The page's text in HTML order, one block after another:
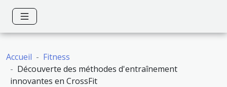
Accueil
Fitness
Découverte des méthodes d'entraînement
innovantes en CrossFit